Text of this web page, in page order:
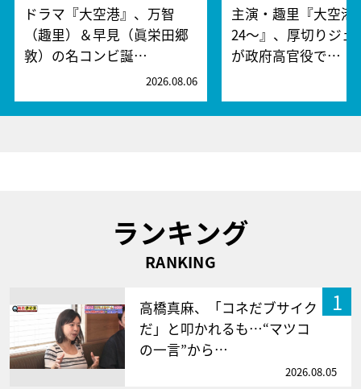
ドラマ『大空港』、万智
（趣里）＆早見（眞栄田郷
敦）の名コンビ誕…
2026.08.06
主演・趣里『大空港
24～』、厚切りジェ
が政府高官役で…
ランキング
RANKING
1
高橋真麻、「コネだブサイク
だ」と叩かれるも…“マツコ
の一言”から…
2026.08.05